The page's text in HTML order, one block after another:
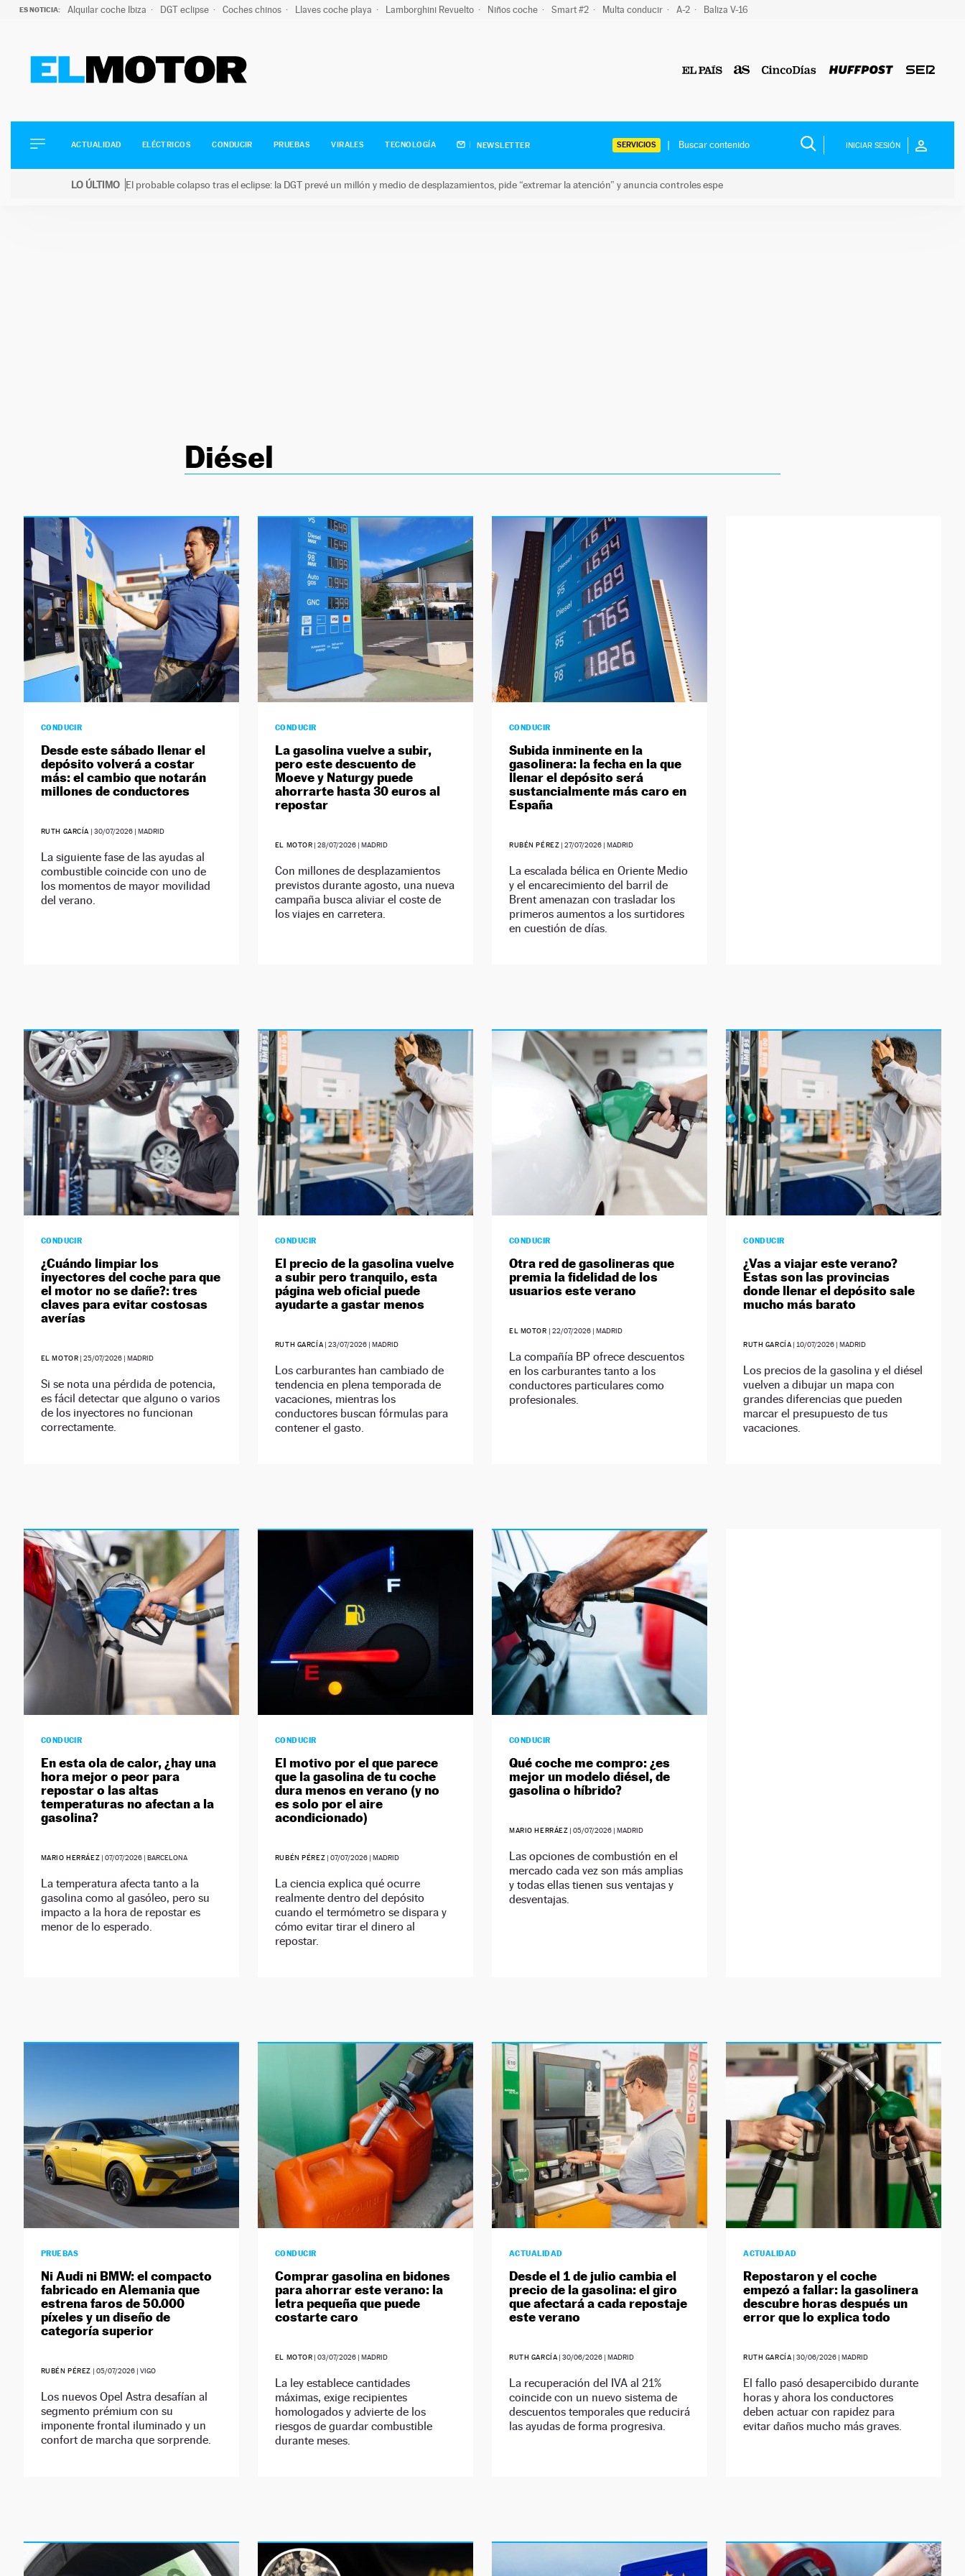
ES NOTICIA: Alquilar coche Ibiza DGT eclipse Coches chinos Llaves coche playa Lamborghini Revuelto Niños coche Smart #2 Multa conducir A-2 Baliza V-16
ELÉCTRICOS
CONDUCIR
ACTUALIDAD ELÉCTRICOS CONDUCIR PRUEBAS VIRALES TECNOLOGÍA NEWSLETTER SERVICIOS INICIAR SESIÓN
LO ÚLTIMO El probable colapso tras el eclipse: la DGT prevé un millón y medio de desplazamientos, pide “extremar la atención” y anuncia controles espe
Diésel
CONDUCIR
Desde este sábado llenar el
depósito volverá a costar
más: el cambio que notarán
millones de conductores
RUTH GARCÍA |30/07/2026 | MADRID
La siguiente fase de las ayudas al
combustible coincide con uno de
los momentos de mayor movilidad
del verano.
CONDUCIR
La gasolina vuelve a subir,
pero este descuento de
Moeve y Naturgy puede
ahorrarte hasta 30 euros al
repostar
EL MOTOR |28/07/2026 | MADRID
Con millones de desplazamientos
previstos durante agosto, una nueva
campaña busca aliviar el coste de
los viajes en carretera.
CONDUCIR
Subida inminente en la
gasolinera: la fecha en la que
llenar el depósito será
sustancialmente más caro en
España
RUBÉN PÉREZ |27/07/2026 | MADRID
La escalada bélica en Oriente Medio
y el encarecimiento del barril de
Brent amenazan con trasladar los
primeros aumentos a los surtidores
en cuestión de días.
CONDUCIR
¿Cuándo limpiar los
inyectores del coche para que
el motor no se dañe?: tres
claves para evitar costosas
averías
EL MOTOR |25/07/2026 | MADRID
Si se nota una pérdida de potencia,
es fácil detectar que alguno o varios
de los inyectores no funcionan
correctamente.
CONDUCIR
El precio de la gasolina vuelve
a subir pero tranquilo, esta
página web oficial puede
ayudarte a gastar menos
RUTH GARCÍA |23/07/2026 | MADRID
Los carburantes han cambiado de
tendencia en plena temporada de
vacaciones, mientras los
conductores buscan fórmulas para
contener el gasto.
CONDUCIR
Otra red de gasolineras que
premia la fidelidad de los
usuarios este verano
EL MOTOR | 22/07/2026| MADRID
La compañía BP ofrece descuentos
en los carburantes tanto a los
conductores particulares como
profesionales.
CONDUCIR
¿Vas a viajar este verano?
Estas son las provincias
donde llenar el depósito sale
mucho más barato
RUTH GARCÍA | 10/07/2026 | MADRID
Los precios de la gasolina y el diésel
vuelven a dibujar un mapa con
grandes diferencias que pueden
marcar el presupuesto de tus
vacaciones.
CONDUCIR
En esta ola de calor, ¿hay una
hora mejor o peor para
repostar o las altas
temperaturas no afectan a la
gasolina?
MARIO HERRÁEZ |07/07/2026 | BARCELONA
La temperatura afecta tanto a la
gasolina como al gasóleo, pero su
impacto a la hora de repostar es
menor de lo esperado.
CONDUCIR
El motivo por el que parece
que la gasolina de tu coche
dura menos en verano (y no
es solo por el aire
acondicionado)
RUBÉN PÉREZ |07/07/2026 | MADRID
La ciencia explica qué ocurre
realmente dentro del depósito
cuando el termómetro se dispara y
cómo evitar tirar el dinero al
repostar.
CONDUCIR
Qué coche me compro: ¿es
mejor un modelo diésel, de
gasolina o híbrido?
MARIO HERRÁEZ |05/07/2026 | MADRID
Las opciones de combustión en el
mercado cada vez son más amplias
y todas ellas tienen sus ventajas y
desventajas.
PRUEBAS
Ni Audi ni BMW: el compacto
fabricado en Alemania que
estrena faros de 50.000
píxeles y un diseño de
categoría superior
RUBÉN PÉREZ |05/07/2026 | VIGO
Los nuevos Opel Astra desafían al
segmento prémium con su
imponente frontal iluminado y un
confort de marcha que sorprende.
CONDUCIR
Comprar gasolina en bidones
para ahorrar este verano: la
letra pequeña que puede
costarte caro
EL MOTOR |03/07/2026 | MADRID
La ley establece cantidades
máximas, exige recipientes
homologados y advierte de los
riesgos de guardar combustible
durante meses.
ACTUALIDAD
Desde el 1 de julio cambia el
precio de la gasolina: el giro
que afectará a cada repostaje
este verano
RUTH GARCÍA |30/06/2026 | MADRID
La recuperación del IVA al 21%
coincide con un nuevo sistema de
descuentos temporales que reducirá
las ayudas de forma progresiva.
ACTUALIDAD
Repostaron y el coche
empezó a fallar: la gasolinera
descubre horas después un
error que lo explica todo
RUTH GARCÍA |30/06/2026 | MADRID
El fallo pasó desapercibido durante
horas y ahora los conductores
deben actuar con rapidez para
evitar daños mucho más graves.